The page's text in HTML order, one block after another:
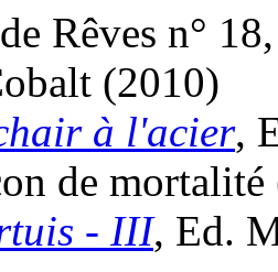
Rêves n°
(2010)
à l'acier,
de mortalité
- III, Ed.